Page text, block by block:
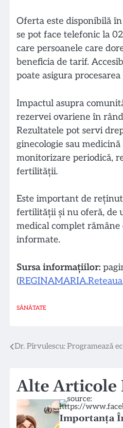
Oferta este disponibilă
se pot face telefonic la
care persoanele care
beneficia de tarif.
poate asigura
Impactul asupra
rezervei ovariene în
Rezultatele pot servi
ginecologie sau
monitorizare periodică,
fertilității.
Este important de
fertilității și nu oferă, de
medical complet
informate.
Sursa informațiilor:
(
SĂNĂTATE
Navigare
articole
Dr. Pîrvulescu: Programează
Alte Articole
Importanța